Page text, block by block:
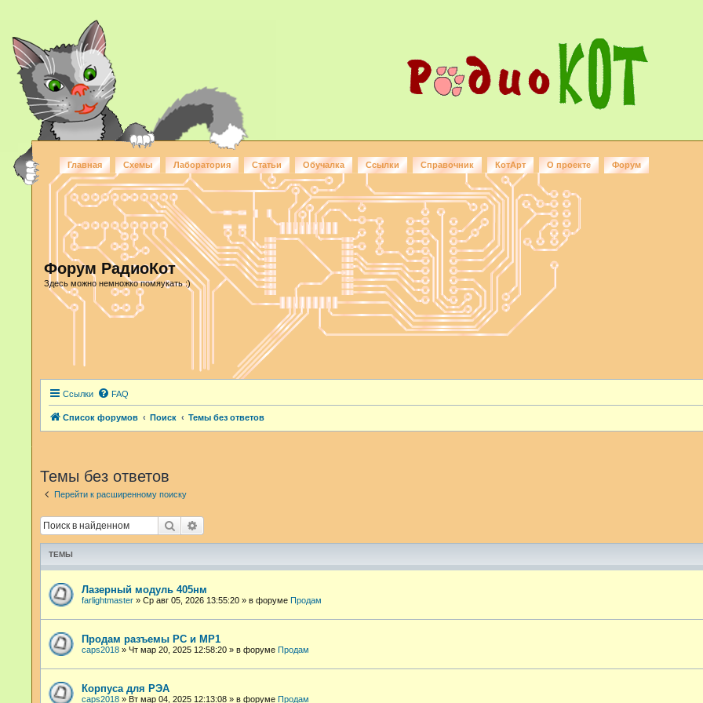
Главная Схемы Лаборатория Статьи Обучалка Ссылки Справочник КотАрт О проекте Форум
Форум РадиоКот
Здесь можно немножко помяукать :)
Ссылки FAQ
Список форумов Поиск Темы без ответов
Темы без ответов
Перейти к расширенному поиску
Поиск
ТЕМЫ
Лазерный модуль 405нм
farlightmaster » Ср авг 05, 2026 13:55:20 » в форуме Продам
Продам разъемы РС и МР1
caps2018 » Чт мар 20, 2025 12:58:20 » в форуме Продам
Корпуса для РЭА
caps2018 » Вт мар 04, 2025 12:13:08 » в форуме Продам